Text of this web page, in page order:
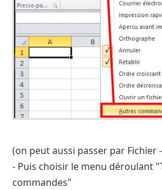
(on peut aussi passer par Fichier
- Puis choisir le menu déroulant
commandes"